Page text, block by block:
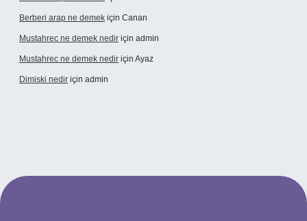
Berberi arap ne demek için Canan
Mustahrec ne demek nedir için admin
Mustahrec ne demek nedir için Ayaz
Dimiski nedir için admin
tulipbett.net/